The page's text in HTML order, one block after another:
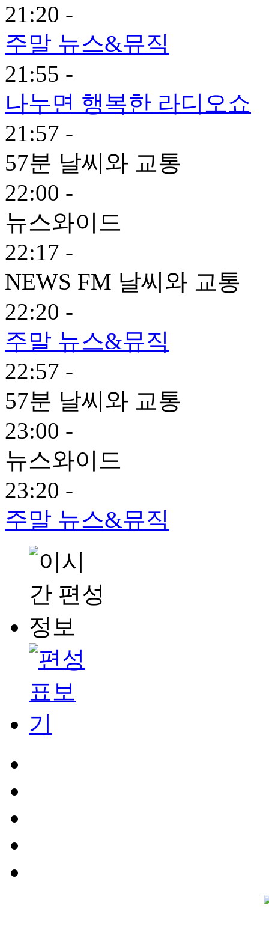
21:20 -
주말 뉴스&뮤직
21:55 -
나누면 행복한 라디오쇼
21:57 -
57분 날씨와 교통
22:00 -
뉴스와이드
22:17 -
NEWS FM 날씨와 교통
22:20 -
주말 뉴스&뮤직
22:57 -
57분 날씨와 교통
23:00 -
뉴스와이드
23:20 -
주말 뉴스&뮤직